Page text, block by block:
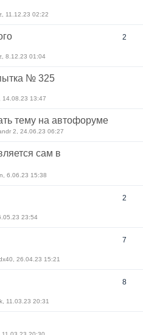
11.12.23 02:22
2
8.12.23 01:04
№ 325
14.08.23 13:47
тему на автофоруме
2, 24.06.23 06:27
сам в
6.06.23 15:38
2
23:54
7
26.04.23 15:21
8
11.03.23 20:31